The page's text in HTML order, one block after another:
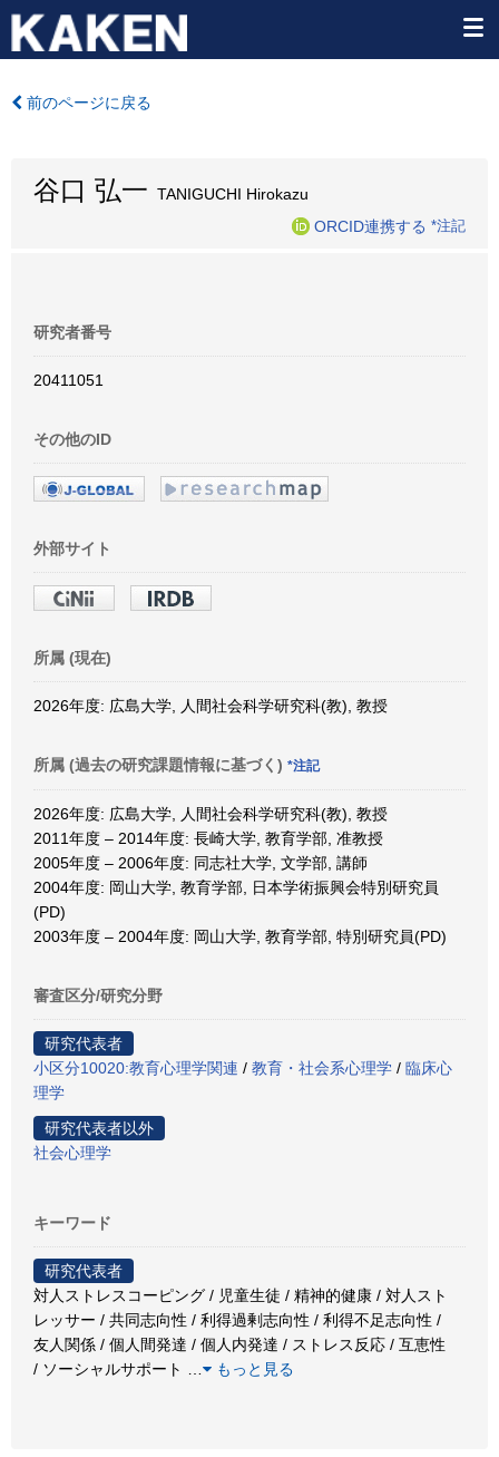
前のページに戻る
谷口 弘一 TANIGUCHI Hirokazu
ORCID連携する *注記
研究者番号
20411051
その他のID
外部サイト
所属 (現在)
2026年度: 広島大学, 人間社会科学研究科(教), 教授
所属 (過去の研究課題情報に基づく) *注記
2026年度: 広島大学, 人間社会科学研究科(教), 教授
2011年度 – 2014年度: 長崎大学, 教育学部, 准教授
2005年度 – 2006年度: 同志社大学, 文学部, 講師
2004年度: 岡山大学, 教育学部, 日本学術振興会特別研究員
(PD)
2003年度 – 2004年度: 岡山大学, 教育学部, 特別研究員(PD)
審査区分/研究分野
研究代表者
小区分10020:教育心理学関連 / 教育・社会系心理学 / 臨床心
理学
研究代表者以外
社会心理学
キーワード
研究代表者
対人ストレスコーピング / 児童生徒 / 精神的健康 / 対人スト
レッサー / 共同志向性 / 利得過剰志向性 / 利得不足志向性 /
友人関係 / 個人間発達 / 個人内発達 / ストレス反応 / 互恵性
/ ソーシャルサポート
もっと見る